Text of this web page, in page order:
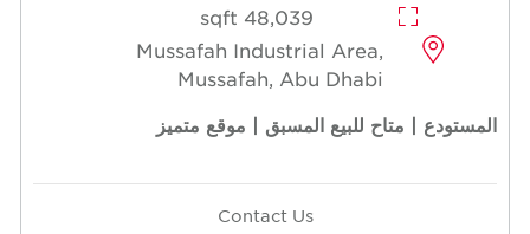
48,039 sqft
Mussafah Industrial Area,
Mussafah, Abu Dhabi
المستودع | متاح للبيع المسبق | موقع متميز
Contact Us